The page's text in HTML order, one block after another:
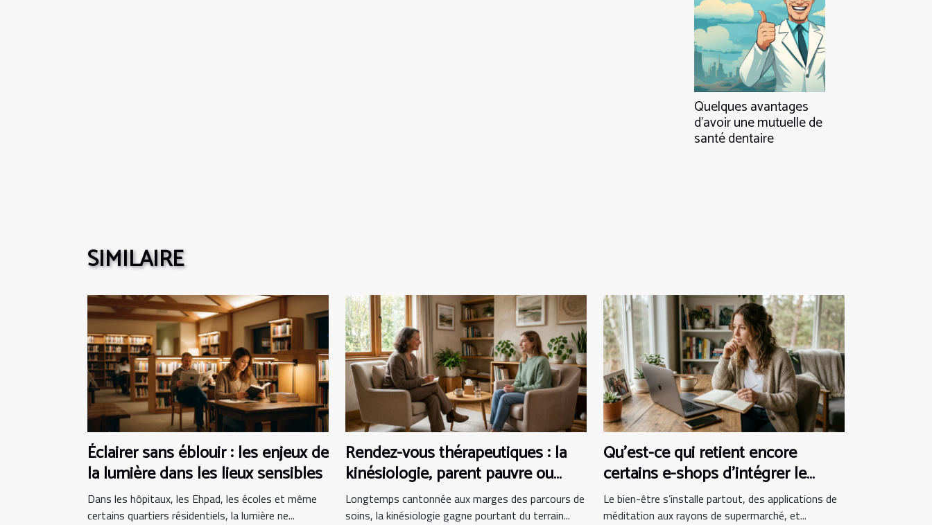
Quelques avantages
d’avoir une mutuelle de
santé dentaire
SIMILAIRE
Éclairer sans éblouir : les enjeux de
la lumière dans les lieux sensibles
Dans les hôpitaux, les Ehpad, les écoles et même
certains quartiers résidentiels, la lumière ne...
Rendez-vous thérapeutiques : la
kinésiologie, parent pauvre ou
alliée incontournable ?
Longtemps cantonnée aux marges des parcours de
soins, la kinésiologie gagne pourtant du terrain...
Qu’est-ce qui retient encore
certains e-shops d’intégrer le
bien-être au panier ?
Le bien-être s’installe partout, des applications de
méditation aux rayons de supermarché, et...